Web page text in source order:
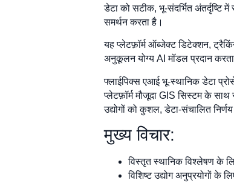
डेटा को सटीक, भू-संदर्भित अंतर्दृष्टि
समर्थन करता है।
यह प्लेटफ़ॉर्म ऑब्जेक्ट डिटेक्शन,
अनुकूलन योग्य AI मॉडल प्रदान
फ्लाईपिक्स एआई भू-स्थानिक डेटा
प्लेटफ़ॉर्म मौजूदा GIS सिस्टम के साथ
उद्योगों को कुशल, डेटा-संचालित
मुख्य विचार:
विस्तृत स्थानिक विश्लेषण के
विशिष्ट उद्योग अनुप्रयोगों के